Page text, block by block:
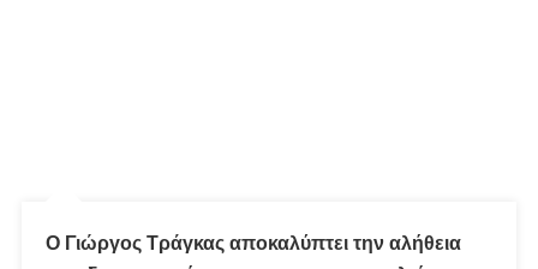
Ο Γιώργος Τράγκας αποκαλύπτει την αλήθεια